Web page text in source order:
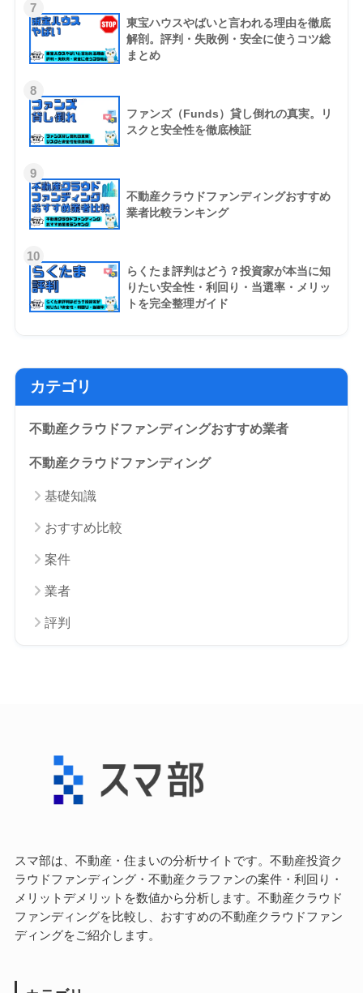
7
東宝ハウスやばいと言われる理由を徹底
解剖。評判・失敗例・安全に使うコツ総
まとめ
8
ファンズ（Funds）貸し倒れの真実。リ
スクと安全性を徹底検証
9
不動産クラウドファンディングおすすめ
業者比較ランキング
10
らくたま評判はどう？投資家が本当に知
りたい安全性・利回り・当選率・メリッ
トを完全整理ガイド
カテゴリ
不動産クラウドファンディングおすすめ業者
不動産クラウドファンディング
基礎知識
おすすめ比較
案件
業者
評判
スマ部は、不動産・住まいの分析サイトです。不動産投資ク
ラウドファンディング・不動産クラファンの案件・利回り・
メリットデメリットを数値から分析します。不動産クラウド
ファンディングを比較し、おすすめの不動産クラウドファン
ディングをご紹介します。